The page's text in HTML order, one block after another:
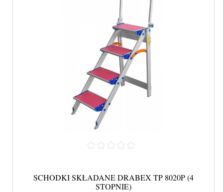
SCHODKI SKŁADANE DRABEX TP 8020P (4
STOPNIE)